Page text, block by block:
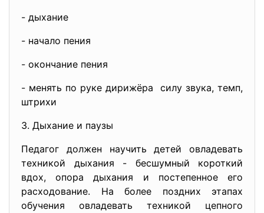
- дыхание
- начало пения
- окончание пения
- менять по руке дирижёра силу звука, темп,
штрихи
3. Дыхание и паузы
Педагог должен научить детей овладевать
техникой дыхания - бесшумный короткий
вдох, опора дыхания и постепенное его
расходование. На более поздних этапах
обучения овладевать техникой цепного